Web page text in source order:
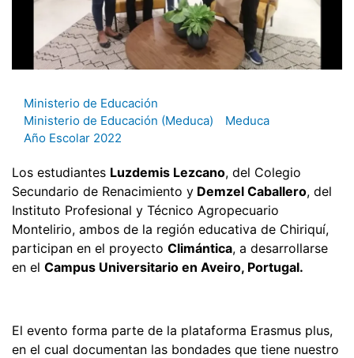
Ministerio de Educación
Ministerio de Educación (Meduca)
Meduca
Año Escolar 2022
Los estudiantes Luzdemis Lezcano, del Colegio
Secundario de Renacimiento y Demzel Caballero, del
Instituto Profesional y Técnico Agropecuario
Montelirio, ambos de la región educativa de Chiriquí,
participan en el proyecto Climántica, a desarrollarse
en el Campus Universitario en Aveiro, Portugal.
El evento forma parte de la plataforma Erasmus plus,
en el cual documentan las bondades que tiene nuestro